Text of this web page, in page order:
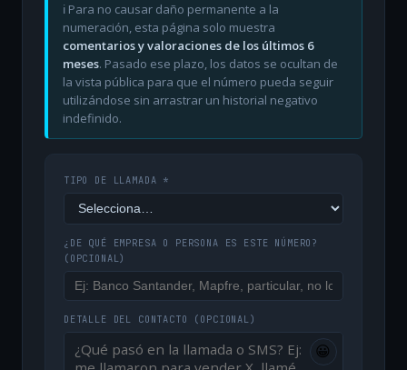
ℹ️ Para no causar daño permanente a la
numeración, esta página solo muestra
comentarios y valoraciones de los últimos 6
meses. Pasado ese plazo, los datos se ocultan de
la vista pública para que el número pueda seguir
utilizándose sin arrastrar un historial negativo
indefinido.
TIPO DE LLAMADA *
¿DE QUÉ EMPRESA O PERSONA ES ESTE NÚMERO?
(OPCIONAL)
DETALLE DEL CONTACTO (OPCIONAL)
😀